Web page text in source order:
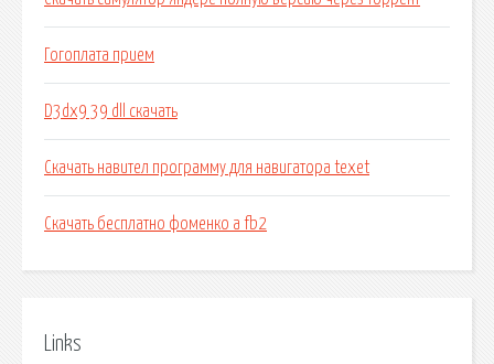
Гогоплата прием
D3dx9 39 dll скачать
Скачать навител программу для навигатора texet
Скачать бесплатно фоменко а fb2
Links